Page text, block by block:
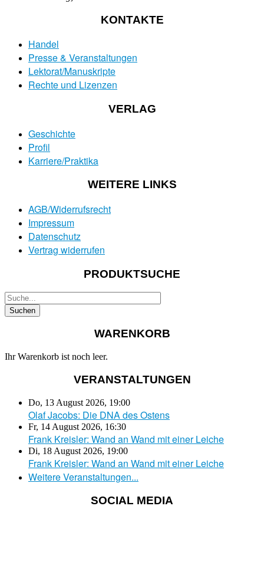
KONTAKTE
Handel
Presse & Veranstaltungen
Lektorat/Manuskripte
Rechte und Lizenzen
VERLAG
Geschichte
Profil
Karriere/Praktika
WEITERE LINKS
AGB/Widerrufsrecht
Impressum
Datenschutz
Vertrag widerrufen
PRODUKTSUCHE
WARENKORB
Ihr Warenkorb ist noch leer.
VERANSTALTUNGEN
Do, 13 August 2026, 19:00
Olaf Jacobs: Die DNA des Ostens
Fr, 14 August 2026, 16:30
Frank Kreisler: Wand an Wand mit einer Leiche
Di, 18 August 2026, 19:00
Frank Kreisler: Wand an Wand mit einer Leiche
Weitere Veranstaltungen...
SOCIAL MEDIA